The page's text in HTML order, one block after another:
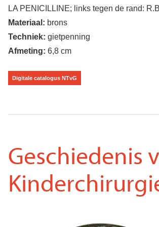
LA PENICILLINE; links tegen de rand:
Materiaal: brons
Techniek: gietpenning
Afmeting: 6,8 cm
Digitale catalogus NTvG
Geschiedenis